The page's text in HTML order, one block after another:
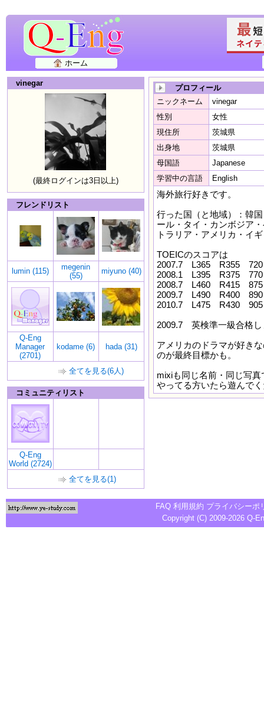
ホーム
vinegar
(最終ログインは3日以上)
フレンドリスト
lumin (115)
megenin
(55)
miyuno (40)
Q-Eng
Manager
(2701)
kodame (6) hada (31)
全てを見る(6人)
コミュニティリスト
Q-Eng
World (2724)
全てを見る(1)
プロフィール
ニックネーム
vinegar
性別
女性
現住所
茨城県
出身地
茨城県
母国語
Japanese
学習中の言語
English
海外旅行好きです。
行った国（と地域）：韓
ール・タイ・カンボジア
トラリア・アメリカ・イ
TOEICのスコアは
2007.7 L365 R355 720
2008.1 L395 R375 770
2008.7 L460 R415 875
2009.7 L490 R400 890
2010.7 L475 R430 905
2009.7 英検準一級合格し
アメリカのドラマが好き
のが最終目標かも。
mixiも同じ名前・同じ写真
やってる方いたら遊んで
FAQ 利用規約 プライバシーポ
Copyright (C) 2009-2026 Q-